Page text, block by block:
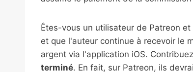
Êtes-vous un utilisateur de Patreon
et que l'auteur continue à recevoir le
argent via l'application iOS.
terminé. En fait, sur Patreon, ils